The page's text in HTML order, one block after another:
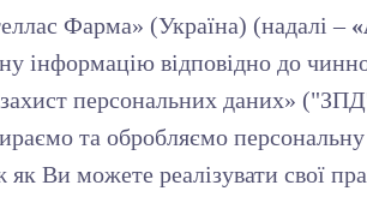
Фарма» (Україна) (надалі –
інформацію відповідно до
персональних даних»
та обробляємо
Ви можете реалізувати свої